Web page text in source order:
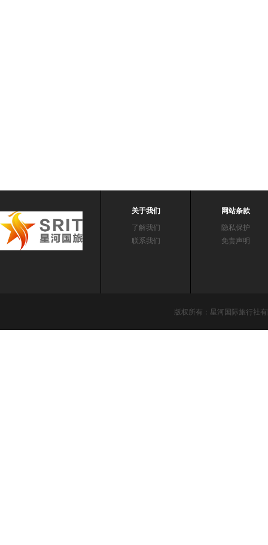
关于我们
了解我们
联系我们
网站条款
隐私保护
免责声明
版权所有：星河国际旅行社